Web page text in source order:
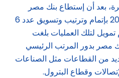
بعد أن إستطاع بنك مصر
خلال الربع الأول من العام 2025 بإتمام وترتيب وتسويق عدد 6
لتلك العمليات بلغت
بنك مصر بدور المرتب الرئيسي
من القطاعات مثل الصناعات
وقطاع البترول.